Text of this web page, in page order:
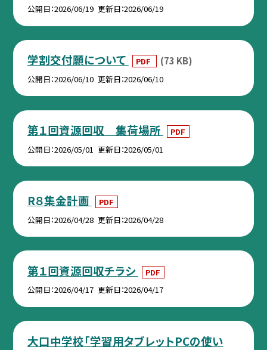
公開日 2026/06/19 更新日 2026/06/19
学割交付願について PDF (73 KB)
公開日 2026/06/10 更新日 2026/06/10
第１回資源回収 集荷場所
PDF
公開日 2026/05/01 更新日 2026/05/01
R８集金計画
PDF
公開日 2026/04/28 更新日 2026/04/28
第１回資源回収チラシ
PDF
公開日 2026/04/17 更新日 2026/04/17
大口中学校「学習用タブレットPCの使い